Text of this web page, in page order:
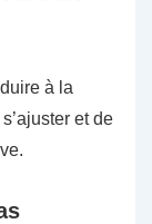
à la
et de